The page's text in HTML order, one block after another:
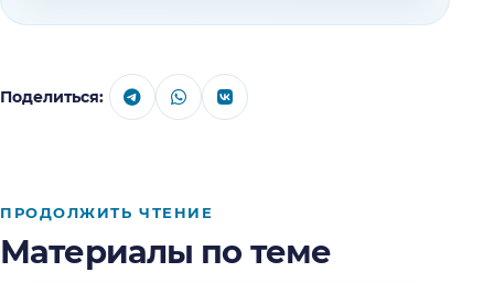
Поделиться:
ПРОДОЛЖИТЬ ЧТЕНИЕ
Материалы по теме